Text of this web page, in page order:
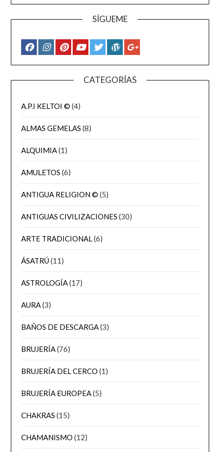
SÍGUEME
CATEGORÍAS
A.P.I KELTOI © (4)
ALMAS GEMELAS (8)
ALQUIMIA(1)
AMULETOS (6)
ANTIGUA RELIGION © (5)
ANTIGUAS CIVILIZACIONES (30)
ARTE TRADICIONAL(6)
ÁSATRÚ(11)
ASTROLOGÍA(17)
AURA(3)
BAÑOS DE DESCARGA(3)
BRUJERÍA(76)
BRUJERÍA DEL CERCO (1)
BRUJERÍA EUROPEA(5)
CHAKRAS (15)
CHAMANISMO (12)